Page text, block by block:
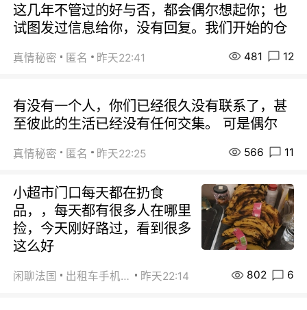
这几年不管过的好与否，都会偶尔想起你；也
试图发过信息给你，没有回复。我们开始的仓
真情秘密 匿名 昨天22:41 481 12
有没有一个人，你们已经很久没有联系了，甚
至彼此的生活已经没有任何交集。 可是偶尔
真情秘密 匿名 昨天22:25 566 11
小超市门口每天都在扔食
品，，每天都有很多人在哪里
捡，今天刚好路过，看到很多
这么好
闲聊法国 出租车手机0626 昨天22:14 802 6